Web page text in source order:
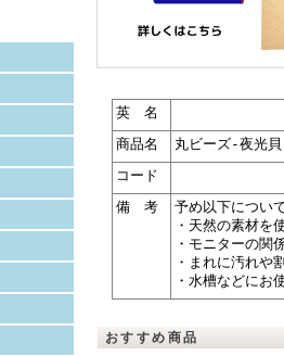
英 名
商品名
丸ビーズ-夜光
コード
備 考
予め以下につい
・天然の素材を
・モニターの関
・まれに汚れや
・水槽などにお
おすすめ商品